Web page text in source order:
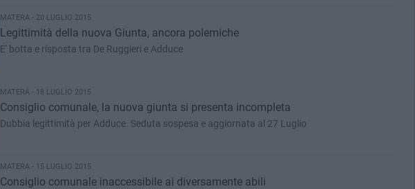
MATERA - 20 LUGLIO 2015
Legittimità della nuova Giunta, ancora polemiche
E' botta e risposta tra De Ruggieri e Adduce
MATERA - 18 LUGLIO 2015
Consiglio comunale, la nuova giunta si presenta incompleta
Dubbia legittimità per Adduce. Seduta sospesa e aggiornata al 27 Luglio
MATERA - 15 LUGLIO 2015
Consiglio comunale inaccessibile ai diversamente abili